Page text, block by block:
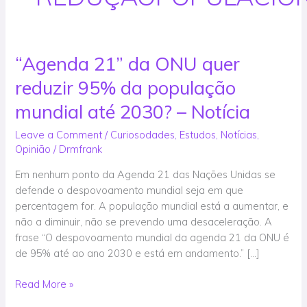
“Agenda 21” da ONU quer
reduzir 95% da população
mundial até 2030? – Notícia
Leave a Comment / Curiosodades, Estudos, Notícias,
Opinião / Drmfrank
Em nenhum ponto da Agenda 21 das Nações Unidas se
defende o despovoamento mundial seja em que
percentagem for. A população mundial está a aumentar, e
não a diminuir, não se prevendo uma desaceleração. A
frase “O despovoamento mundial da agenda 21 da ONU é
de 95% até ao ano 2030 e está em andamento.” […]
“Agenda
21”
da
ONU
quer
reduzir
95%
da
população
mundial
até 2030?
–
Notícia
Read More »